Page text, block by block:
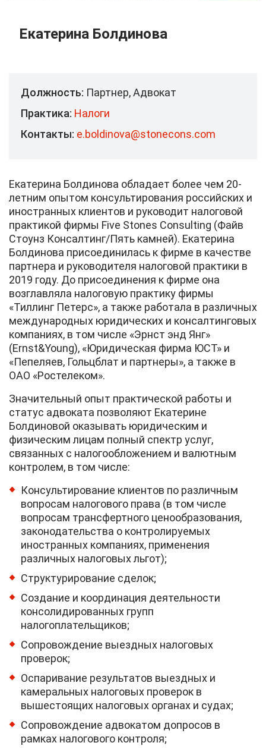
Екатерина Болдинова
Должность: Партнер, Адвокат
Практика: Налоги
Контакты: e.boldinova@stonecons.com
Екатерина Болдинова обладает более чем 20-
летним опытом консультирования российских и
иностранных клиентов и руководит налоговой
практикой фирмы Five Stones Consulting (Файв
Стоунз Консалтинг/Пять камней). Екатерина
Болдинова присоединилась к фирме в качестве
партнера и руководителя налоговой практики в
2019 году. До присоединения к фирме она
возглавляла налоговую практику фирмы
«Тиллинг Петерс», а также работала в различных
международных юридических и консалтинговых
компаниях, в том числе «Эрнст энд Янг»
(Ernst&Young), «Юридическая фирма ЮСТ» и
«Пепеляев, Гольцблат и партнеры», а также в
ОАО «Ростелеком».
Значительный опыт практической работы и
статус адвоката позволяют Екатерине
Болдиновой оказывать юридическим и
физическим лицам полный спектр услуг,
связанных с налогообложением и валютным
контролем, в том числе:
Консультирование клиентов по различным
вопросам налогового права (в том числе
вопросам трансфертного ценообразования,
законодательства о контролируемых
иностранных компаниях, применения
различных налоговых льгот);
Структурирование сделок;
Создание и координация деятельности
консолидированных групп
налогоплательщиков;
Сопровождение выездных налоговых
проверок;
Оспаривание результатов выездных и
камеральных налоговых проверок в
вышестоящих налоговых органах и судах;
Сопровождение адвокатом допросов в
рамках налогового контроля;